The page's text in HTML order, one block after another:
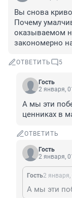
Вы снова
Почему
оказываемом
закономерно
ОТВЕТИТЬ 5
Гость
2 января,
А мы эти
ценниках в
ОТВЕТИТЬ
Гость
2 января,
Гость2 января,